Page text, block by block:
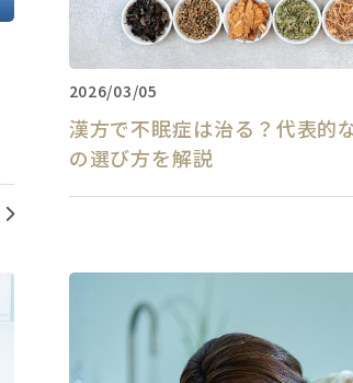
2026/03/05
漢方で不眠症は治る？代表的
の選び方を解説